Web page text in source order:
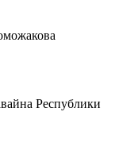
Республики